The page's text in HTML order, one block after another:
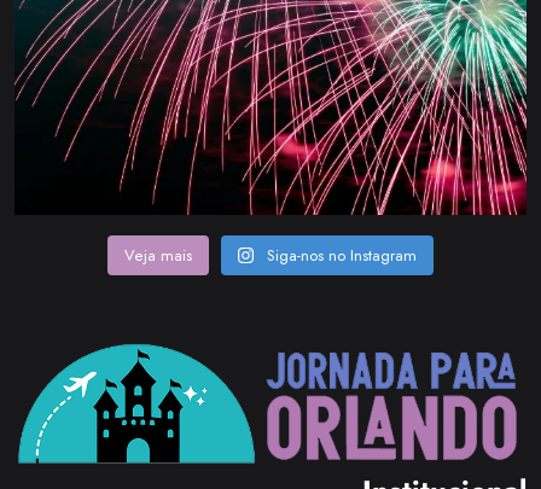
Veja mais Siga-nos no Instagram